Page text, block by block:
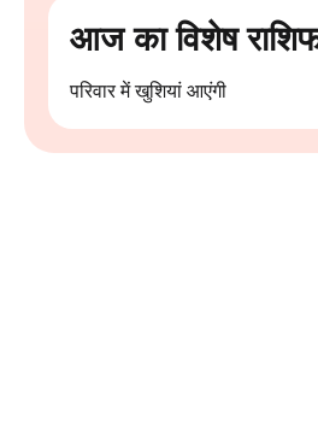
आज का विशेष
परिवार में खुशियां आएंगी